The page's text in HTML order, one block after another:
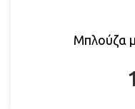
Μπλούζα